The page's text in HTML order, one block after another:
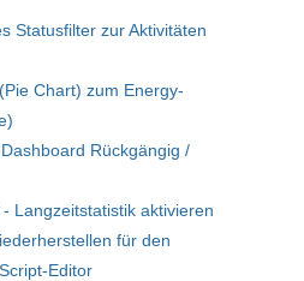
Statusfilter zur Aktivitäten
Chart) zum Energy-
Rückgängig /
Langzeitstatistik aktivieren
für den
Editor